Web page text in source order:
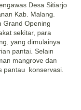
Desa Sitiarjo
Kab. Malang.
Grand Opening
sekitar, para
yang dimulainya
pantai. Selain
mangrove dan
pantau konservasi.